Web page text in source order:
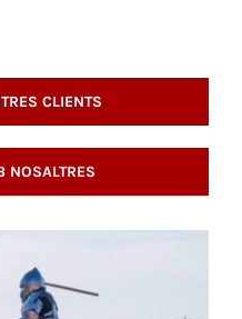
CLIENTS
NOSALTRES